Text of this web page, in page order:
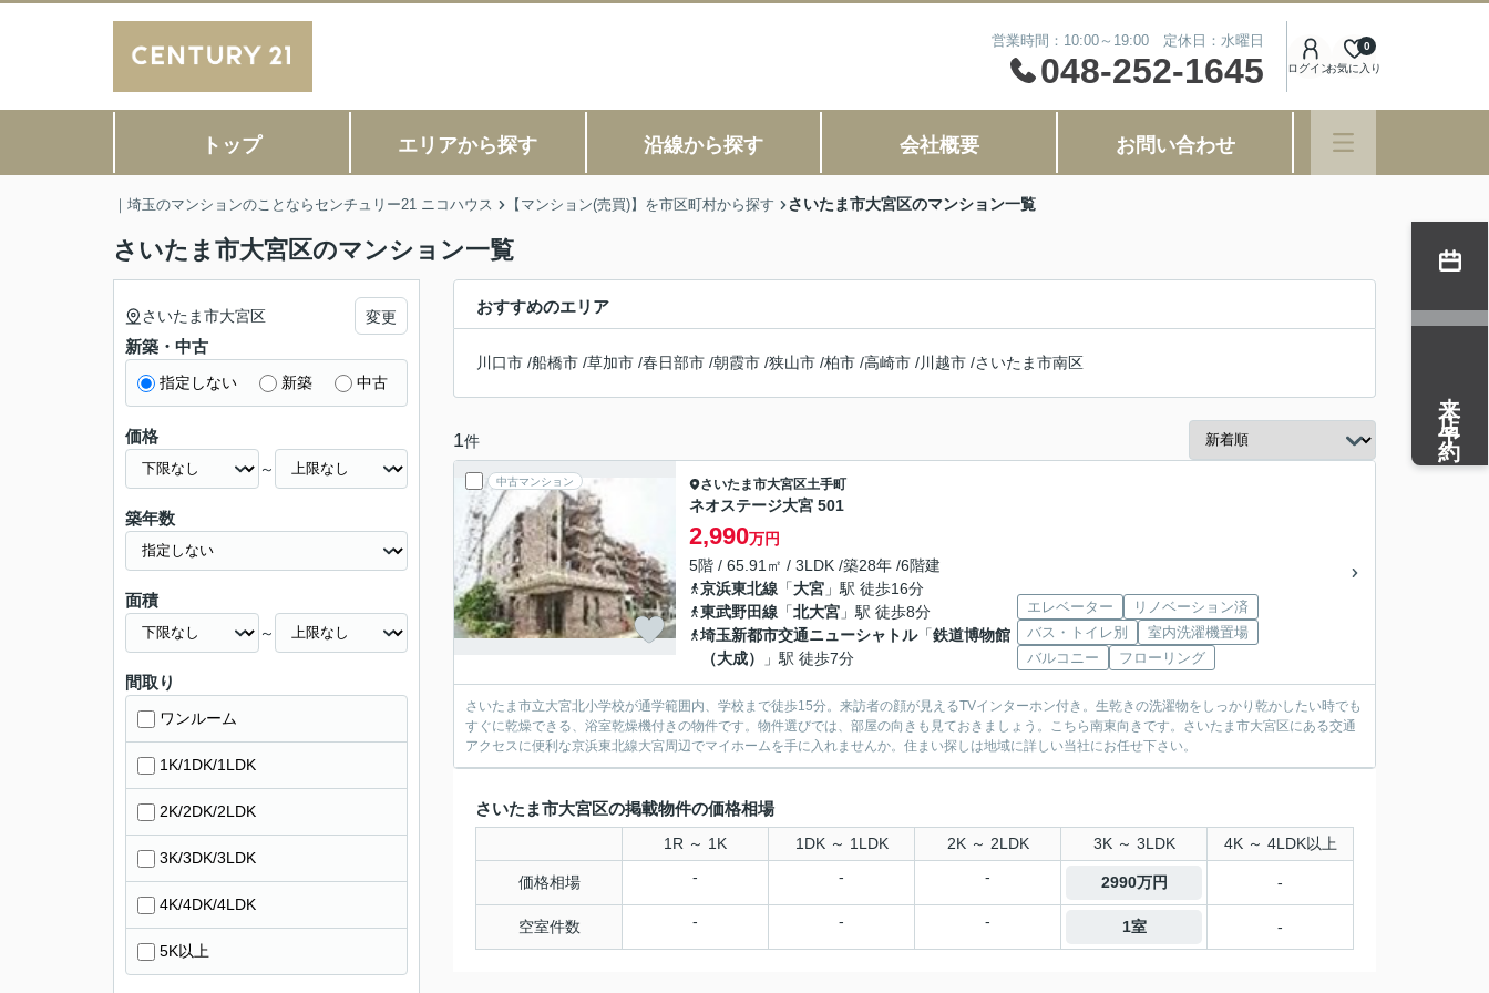
営業時間：10:00～19:00 定休日：水曜日
048-252-1645 ログインお気に入り
0
トップ エリアから探す 沿線から探す 会社概要 お問い合わせ
｜埼玉のマンションのことならセンチュリー21 ニコハウス 【マンション(売買)】を市区町村から探す さいたま市大宮区のマンション一覧
さいたま市大宮区のマンション一覧
おすすめのエリア
川口市 /船橋市 /草加市 /春日部市 /朝霞市 /狭山市 /柏市 /高崎市 /川越市 /さいたま市南区
1件
中古マンション さいたま市大宮区土手町
ネオステージ大宮 501
2,990万円
5階 / 65.91㎡ / 3LDK /築28年 /6階建
京浜東北線 「大宮 」駅 徒歩16分
東武野田線 「北大宮 」駅 徒歩8分
埼玉新都市交通ニューシャトル「鉄道博物館
（大成）
」駅 徒歩7分
エレベーター
リノベーション済
バス・トイレ別
室内洗濯機置場
バルコニー
フローリング
さいたま市立大宮北小学校が通学範囲内、学校まで徒歩15分。来訪者の顔が見えるTVインターホン付き。生乾きの洗濯物をしっかり乾かしたい時でも
すぐに乾燥できる、浴室乾燥機付きの物件です。物件選びでは、部屋の向きも見ておきましょう。こちら南東向きです。さいたま市大宮区にある交通
アクセスに便利な京浜東北線大宮周辺でマイホームを手に入れませんか。住まい探しは地域に詳しい当社にお任せ下さい。
さいたま市大宮区の掲載物件の価格相場
1R ～ 1K 1DK ～ 1LDK 2K ～ 2LDK 3K ～ 3LDK 4K ～ 4LDK以上
価格相場 - - - 2990万円 -
空室件数 - - - 1室 -
さいたま市大宮区 変更
新築・中古
指定しない 新築 中古
価格
～
築年数
面積
～
間取り
ワンルーム
1K/1DK/1LDK
2K/2DK/2LDK
3K/3DK/3LDK
4K/4DK/4LDK
5K以上
来店予約